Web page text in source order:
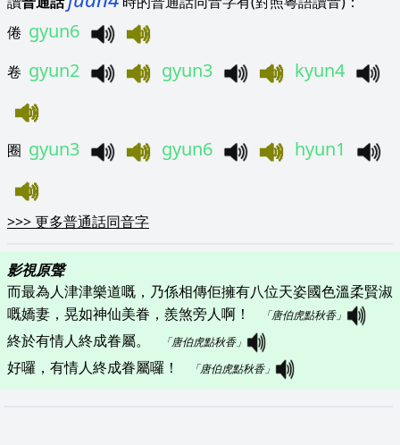
倦 gyun6
卷 gyun2 gyun3 kyun4
圈 gyun3 gyun6 hyun1
>>>更多普通話同音字
影視原聲
而最為人津津樂道嘅，乃係相傳佢擁有八位天姿國色溫柔賢淑
嘅嬌妻，晃如神仙美眷，羨煞旁人啊！
「唐伯虎點秋香」
終於有情人終成眷屬。 「唐伯虎點秋香」
好囉，有情人終成眷屬囉！ 「唐伯虎點秋香」